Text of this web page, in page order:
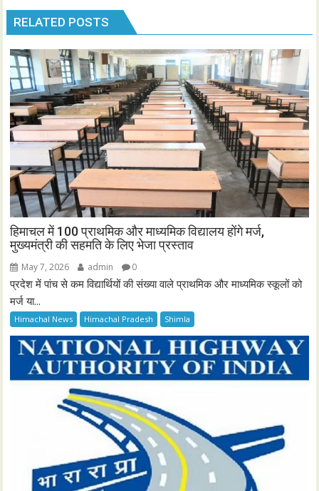
RELATED POSTS
हिमाचल में 100 प्राथमिक और माध्यमिक विद्यालय होंगे मर्ज,
मुख्यमंत्री की सहमति के लिए भेजा प्रस्ताव
May 7, 2026 admin 0
प्रदेश में पांच से कम विद्यार्थियों की संख्या वाले प्राथमिक और माध्यमिक स्कूलों को
मर्ज या...
Himachal News Himachal Pradesh Shimla